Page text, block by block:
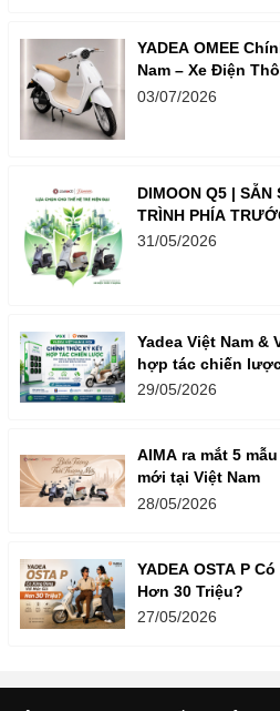
YADEA OMEE
Nam – Xe Điện
Sinh
03/07/2026
DIMOON Q5 | SẴN
TRÌNH PHÍA
31/05/2026
Yadea Việt Nam
hợp tác chiến
29/05/2026
AIMA ra mắt 5
mới tại Việt Nam
28/05/2026
YADEA OSTA P
Hơn 30 Triệu?
27/05/2026